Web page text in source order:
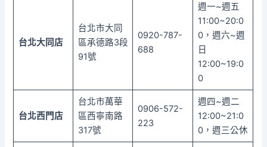
台北大同店
台北市大同
區承德路3段
91號
0920-787-
688
週一~週五
11:00~20:0
0，週六~週
日
12:00~19:0
0
台北西門店
台北市萬華
區西寧南路
317號
0906-572-
223
週四~週二
12:00~21:0
0，週三公休